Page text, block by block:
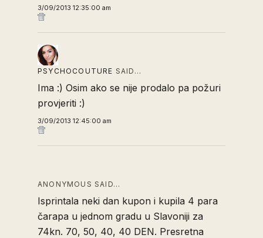
3/09/2013 12:35:00 am
PSYCHOCOUTURE SAID…
Ima :) Osim ako se nije prodalo pa požuri
provjeriti :)
3/09/2013 12:45:00 am
ANONYMOUS SAID…
Isprintala neki dan kupon i kupila 4 para
čarapa u jednom gradu u Slavoniji za
74kn. 70, 50, 40, 40 DEN. Presretna